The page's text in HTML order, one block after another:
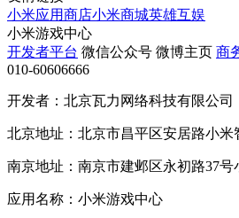
小米应用商店小米商城英雄互娱
小米游戏中心
开发者平台 微信公众号 微博主页 商
010-60606666
开发者：北京瓦力网络科技有限公司
北京地址：北京市昌平区安居路小米
南京地址：南京市建邺区永初路37号
应用名称：小米游戏中心